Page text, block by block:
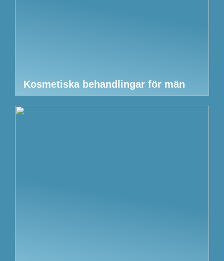
Kosmetiska behandlingar för män